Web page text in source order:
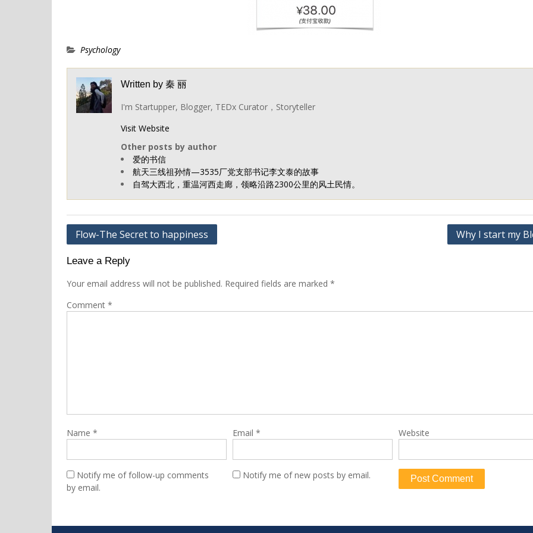
Psychology
Written by 秦 丽
I'm Startupper, Blogger, TEDx Curator，Storyteller
Visit Website
Other posts by author
爱的书信
航天三线祖孙情—3535厂党支部书记李文泰的故事
自驾大西北，重温河西走廊，领略沿路2300公里的风土民情。
Post
Flow-The Secret to happiness Why I start my
Leave a Reply
Your email address will not be published. Required fields are marked *
Comment *
Name * Email* Website
Notify me of follow-up comments
by email.
Notify me of new posts by email.